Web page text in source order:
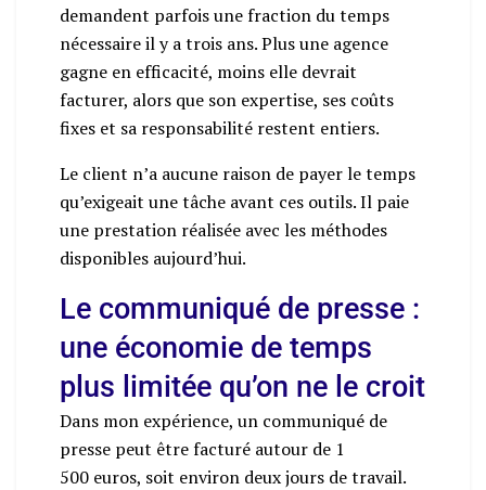
demandent parfois une fraction du temps
nécessaire il y a trois ans. Plus une agence
gagne en efficacité, moins elle devrait
facturer, alors que son expertise, ses coûts
fixes et sa responsabilité restent entiers.
Le client n’a aucune raison de payer le temps
qu’exigeait une tâche avant ces outils. Il paie
une prestation réalisée avec les méthodes
disponibles aujourd’hui.
Le communiqué de presse :
une économie de temps
plus limitée qu’on ne le croit
Dans mon expérience, un communiqué de
presse peut être facturé autour de 1
500 euros, soit environ deux jours de travail.